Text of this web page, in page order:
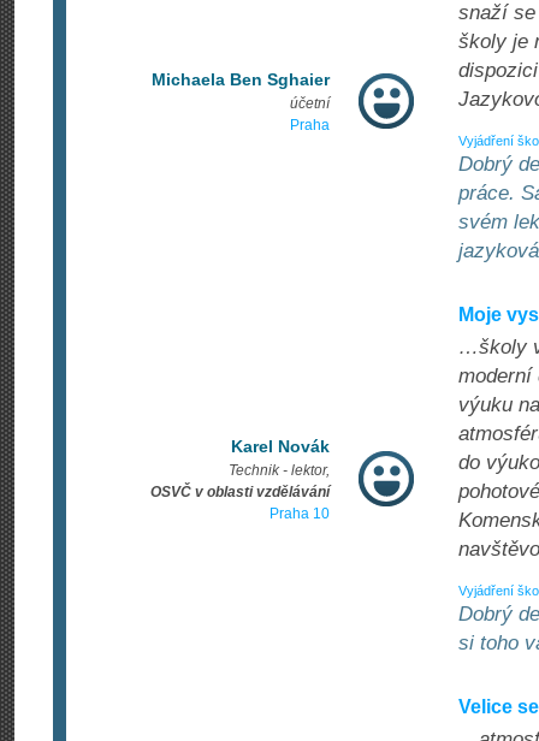
Michaela Ben Sghaier
účetní
Praha
snaží se
školy je
Vyjádření
Dobrý
práce.
svém
Karel Novák
Technik - lektor,
OSVČ v oblasti vzdělávání
Praha 10
Moje
…školy
moderní
výuku
do
Vyjádření
Dobrý
si toho
Velice